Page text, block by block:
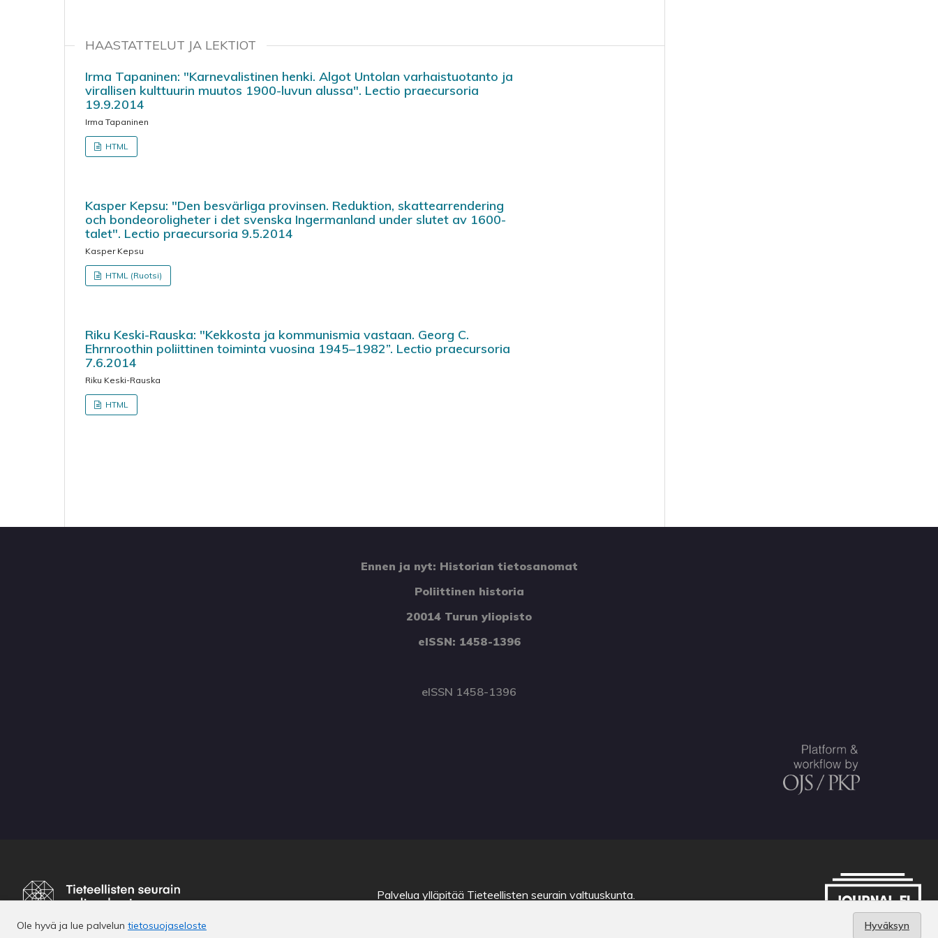
HAASTATTELUT JA LEKTIOT
Irma Tapaninen: "Karnevalistinen henki. Algot Untolan varhaistuotanto ja
virallisen kulttuurin muutos 1900-luvun alussa". Lectio praecursoria
19.9.2014
Irma Tapaninen
HTML
Kasper Kepsu: "Den besvärliga provinsen. Reduktion, skattearrendering
och bondeoroligheter i det svenska Ingermanland under slutet av 1600-
talet". Lectio praecursoria 9.5.2014
Kasper Kepsu
HTML (Ruotsi)
Riku Keski-Rauska: "Kekkosta ja kommunismia vastaan. Georg C.
Ehrnroothin poliittinen toiminta vuosina 1945–1982”. Lectio praecursoria
7.6.2014
Riku Keski-Rauska
HTML
Ennen ja nyt: Historian tietosanomat
Poliittinen historia
20014 Turun yliopisto
eISSN: 1458-1396
eISSN 1458-1396
Ole hyvä ja lue palvelun tietosuojaseloste Hyväksyn
Palvelua ylläpitää Tieteellisten seurain valtuuskunta.